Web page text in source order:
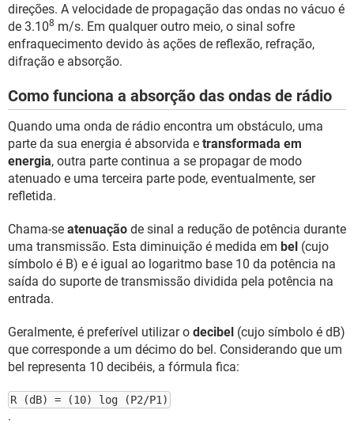
direções. A velocidade de propagação das ondas no vácuo é
de 3.108 m/s. Em qualquer outro meio, o sinal sofre
enfraquecimento devido às ações de reflexão, refração,
difração e absorção.
Como funciona a absorção das ondas de rádio
Quando uma onda de rádio encontra um obstáculo, uma
parte da sua energia é absorvida e transformada em
energia, outra parte continua a se propagar de modo
atenuado e uma terceira parte pode, eventualmente, ser
refletida.
Chama-se atenuação de sinal a redução de potência durante
uma transmissão. Esta diminuição é medida em bel (cujo
símbolo é B) e é igual ao logaritmo base 10 da potência na
saída do suporte de transmissão dividida pela potência na
entrada.
Geralmente, é preferível utilizar o decibel (cujo símbolo é dB)
que corresponde a um décimo do bel. Considerando que um
bel representa 10 decibéis, a fórmula fica:
R (dB) = (10) log (P2/P1)
.